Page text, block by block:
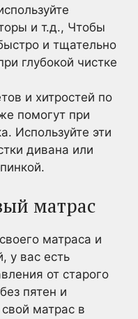
и т.д., Чтобы
и тщательно
глубокой чистке
и хитростей по
помогут при
Используйте эти
дивана или
матрас
матраса и
у вас есть
от старого
пятен и
матрас в